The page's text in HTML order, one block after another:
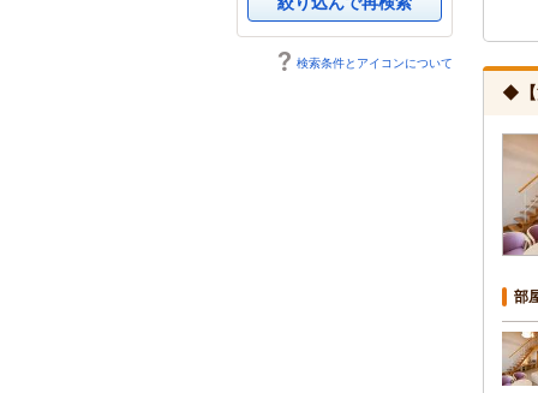
検索条件とアイコンについて
◆【
部